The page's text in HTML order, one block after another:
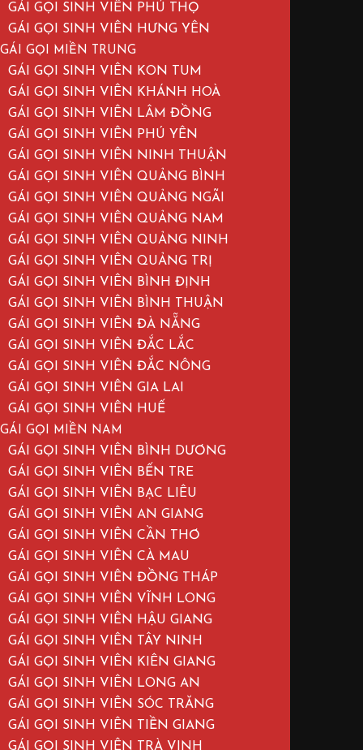
GÁI GỌI SINH VIÊN PHÚ THỌ
GÁI GỌI SINH VIÊN HƯNG YÊN
GÁI GỌI MIỀN TRUNG
GÁI GỌI SINH VIÊN KON TUM
GÁI GỌI SINH VIÊN KHÁNH HOÀ
GÁI GỌI SINH VIÊN LÂM ĐỒNG
GÁI GỌI SINH VIÊN PHÚ YÊN
GÁI GỌI SINH VIÊN NINH THUẬN
GÁI GỌI SINH VIÊN QUẢNG BÌNH
GÁI GỌI SINH VIÊN QUẢNG NGÃI
GÁI GỌI SINH VIÊN QUẢNG NAM
GÁI GỌI SINH VIÊN QUẢNG NINH
GÁI GỌI SINH VIÊN QUẢNG TRỊ
GÁI GỌI SINH VIÊN BÌNH ĐỊNH
GÁI GỌI SINH VIÊN BÌNH THUẬN
GÁI GỌI SINH VIÊN ĐÀ NẴNG
GÁI GỌI SINH VIÊN ĐẮC LẮC
GÁI GỌI SINH VIÊN ĐẮC NÔNG
GÁI GỌI SINH VIÊN GIA LAI
GÁI GỌI SINH VIÊN HUẾ
GÁI GỌI MIỀN NAM
GÁI GỌI SINH VIÊN BÌNH DƯƠNG
GÁI GỌI SINH VIÊN BẾN TRE
GÁI GỌI SINH VIÊN BẠC LIÊU
GÁI GỌI SINH VIÊN AN GIANG
GÁI GỌI SINH VIÊN CẦN THƠ
GÁI GỌI SINH VIÊN CÀ MAU
GÁI GỌI SINH VIÊN ĐỒNG THÁP
GÁI GỌI SINH VIÊN VĨNH LONG
GÁI GỌI SINH VIÊN HẬU GIANG
GÁI GỌI SINH VIÊN TÂY NINH
GÁI GỌI SINH VIÊN KIÊN GIANG
GÁI GỌI SINH VIÊN LONG AN
GÁI GỌI SINH VIÊN SÓC TRĂNG
GÁI GỌI SINH VIÊN TIỀN GIANG
GÁI GỌI SINH VIÊN TRÀ VINH